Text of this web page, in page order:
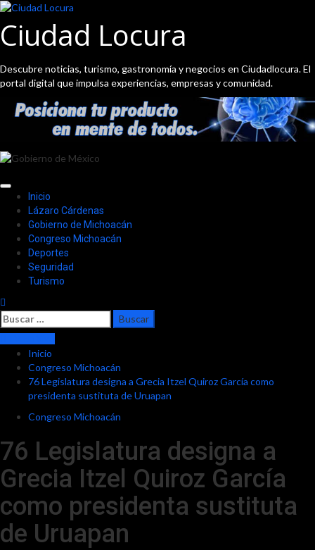
Saltar
contenido
Ciudad Locura
Descubre noticias, turismo, gastronomía y negocios en Ciudadlocura. El
portal digital que impulsa experiencias, empresas y comunidad.
Menú
principal
Inicio
Lázaro Cárdenas
Gobierno de Michoacán
Congreso Michoacán
Deportes
Seguridad
Turismo
Buscar:
Inicio
Congreso Michoacán
76 Legislatura designa a Grecia Itzel Quiroz García como
presidenta sustituta de Uruapan
Congreso Michoacán
76 Legislatura designa a
Grecia Itzel Quiroz García
como presidenta sustituta
de Uruapan